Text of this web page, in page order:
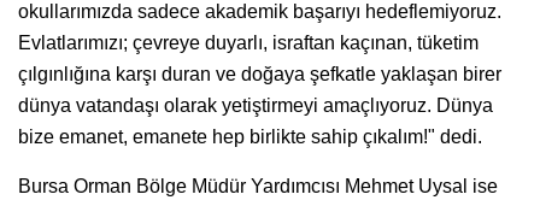
okullarımızda sadece akademik başarıyı hedeflemiyoruz.
Evlatlarımızı; çevreye duyarlı, israftan kaçınan, tüketim
çılgınlığına karşı duran ve doğaya şefkatle yaklaşan birer
dünya vatandaşı olarak yetiştirmeyi amaçlıyoruz. Dünya
bize emanet, emanete hep birlikte sahip çıkalım!" dedi.
Bursa Orman Bölge Müdür Yardımcısı Mehmet Uysal ise